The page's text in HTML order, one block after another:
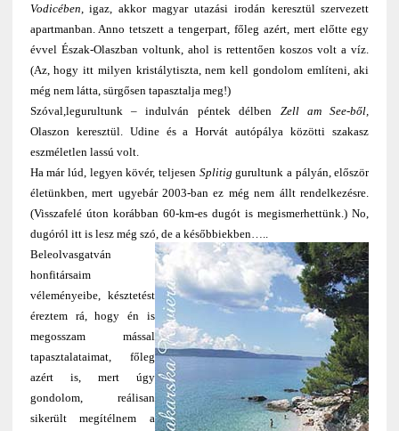
Vodicében, igaz, akkor magyar utazási irodán keresztül szervezett
apartmanban. Anno tetszett a tengerpart, főleg azért, mert előtte egy
évvel Észak-Olaszban voltunk, ahol is rettentően koszos volt a víz.
(Az, hogy itt milyen kristálytiszta, nem kell gondolom említeni, aki
még nem látta, sürgősen tapasztalja meg!)
Szóval,legurultunk – indulván péntek délben Zell am See-ből,
Olaszon keresztül. Udine és a Horvát autópálya közötti szakasz
eszméletlen lassú volt.
Ha már lúd, legyen kövér, teljesen Splitig gurultunk a pályán, először
életünkben, mert ugyebár 2003-ban ez még nem állt rendelkezésre.
(Visszafelé úton korábban 60-km-es dugót is megismerhettünk.) No,
dugóról itt is lesz még szó, de a későbbiekben…..
Beleolvasgatván
honfitársaim
véleményeibe, késztetést
éreztem rá, hogy én is
megosszam mással
tapasztalataimat, főleg
azért is, mert úgy
gondolom, reálisan
sikerült megítélnem a